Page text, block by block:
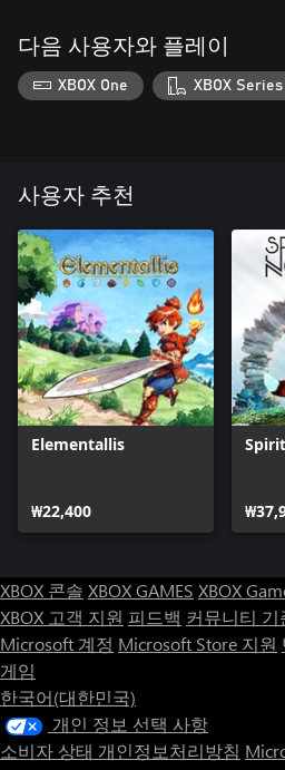
- 10+ hours of story driven gameplay.
- Master magic and swordfight
- Find ancient items to help you on
다음 사용자와 플레이
XBOX One XBOX Series
사용자 추천
Elementallis
₩22,400
XBOX 콘솔 XBOX GAMES XBOX
XBOX 고객 지원 피드백 커뮤니티 기
Microsoft 계정 Microsoft Store 지원
게임
한국어(대한민국)
개인 정보 선택 사항
소비자 상태 개인정보처리방침